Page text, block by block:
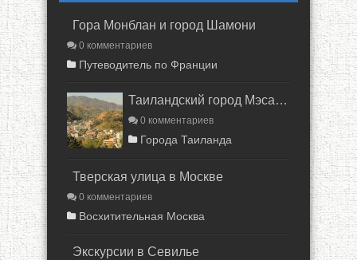
Гора Монблан и город Шамони
0 комментариев
Путеводитель по Франции
Таиландский город Мэсалонг
0 комментариев
Города Таиланда
Тверская улица в Москве
0 комментариев
Восхитительная Москва
Экскурсии в Севилье